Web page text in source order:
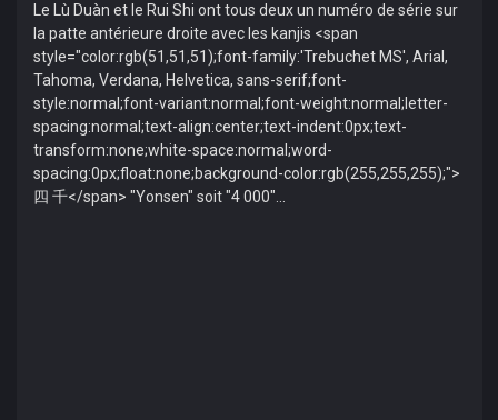
Le Lù Duàn et le Rui Shi ont tous deux un numéro de série sur
la patte antérieure droite avec les kanjis <span
style="color:rgb(51,51,51);font-family:'Trebuchet MS', Arial,
Tahoma, Verdana, Helvetica, sans-serif;font-
style:normal;font-variant:normal;font-weight:normal;letter-
spacing:normal;text-align:center;text-indent:0px;text-
transform:none;white-space:normal;word-
spacing:0px;float:none;background-color:rgb(255,255,255);">
四 千</span> "Yonsen" soit "4 000"...